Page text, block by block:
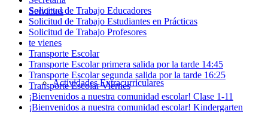
Servicios
Actividades Extracurriculares
Solicitud de Trabajo Educadores
Solicitud de Trabajo Estudiantes en Prácticas
Solicitud de Trabajo Profesores
te vienes
Transporte Escolar
Transporte Escolar primera salida por la tarde 14:45
Transporte Escolar segunda salida por la tarde 16:25
Transporte Escolar Viernes
¡Bienvenidos a nuestra comunidad escolar! Clase 1-11
¡Bienvenidos a nuestra comunidad escolar! Kindergarten